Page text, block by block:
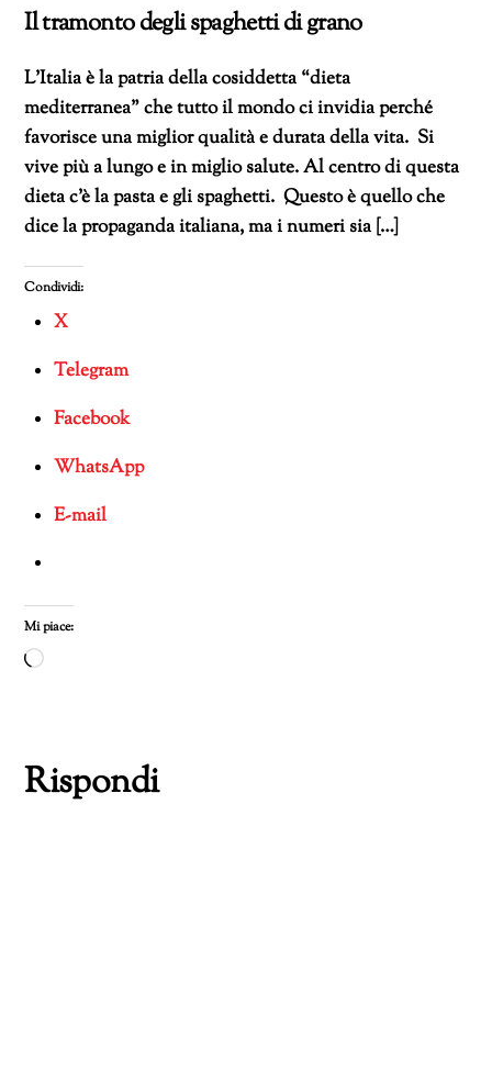
Il tramonto degli spaghetti di grano
L’Italia è la patria della cosiddetta “dieta
mediterranea” che tutto il mondo ci invidia perché
favorisce una miglior qualità e durata della vita. Si
vive più a lungo e in miglio salute. Al centro di questa
dieta c’è la pasta e gli spaghetti. Questo è quello che
dice la propaganda italiana, ma i numeri sia […]
Condividi:
X
Telegram
Facebook
WhatsApp
E-mail
Mi piace:
Caricamento
Rispondi